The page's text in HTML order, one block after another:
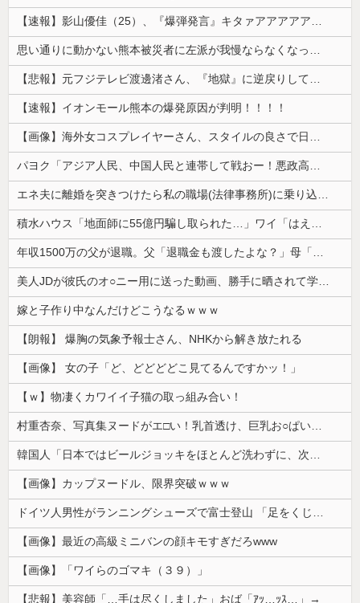
【速報】影山優佳（25）、『爆弾発言』キタァアアアアアーーーーー！！
思い通りに動かない熊本被災者に左派が我慢ならなくなった模様、避難所で苦しむ被災者に対して……
【悲報】元フジテレビ渡邊渚さん、『地獄』に逆戻りしてしまう・・・・・
【速報】イオンモール熊本の爆発原因が判明！！！！
【画像】海外女コスプレイヤーさん、スタイルの良さで日本人を圧倒してしまう 【Pickup06072001】
パヨク「アジア人民、中国人民と連帯して戦おー！悪政高市を打倒するぞー！」
エネ夫に離婚を突きつけたら私の職場(法律事務所)に乗り込んできた 堂々と「離婚の法律相談です。母の薦めでこちらに参りました」と言っているが、...
積水ハウス「地面師に55億円騙し取られた…」ワイ「はえーかわいそう…会社滅茶苦茶やろなぁ」
年収1500万の父が退職。父「退職金も渡したよな？」母「貯金なんてないよー」父「全部なくなったの！？」→予想外の返事に家族騒然となり…
美人JDが彼氏のオ○ニー用に送った動画、勝手に晒されて学校中の”共有オカズ” にされる
嫁と子作り中なんだけどこうなるｗｗｗ
【朗報】 爆胸の気象予報士さん、NHKから解き放たれる
【画像】 女の子「ど、どどどどこ見てるんですかッ！」
【ｗ】物凄くカワイイ子猫の取っ組み合い！
村重杏奈、写真集ヌードがエ□い！乳首透け、巨乳お○ぱいが最高過ぎる！
韓国人「日本ではビールジョッキをほとんど洗わずに、次の客に出すんだ！ これが証拠の映像だ!!」……あー、なるほどですねー。韓国には「アレ」がないんだ？
【画像】カップヌードル、限界突破ｗｗｗ
ドイツ人男性がランニングシューズで富士登山 「足をくじいて動けない」
【画像】最近の高級ミニバンの顔キモすぎだろwww
【画像】「ワイらのゴマキ（３９）」
【悲報】美容師「…手は尽くしました」おば「ｱｯ…ｯｽ…」→